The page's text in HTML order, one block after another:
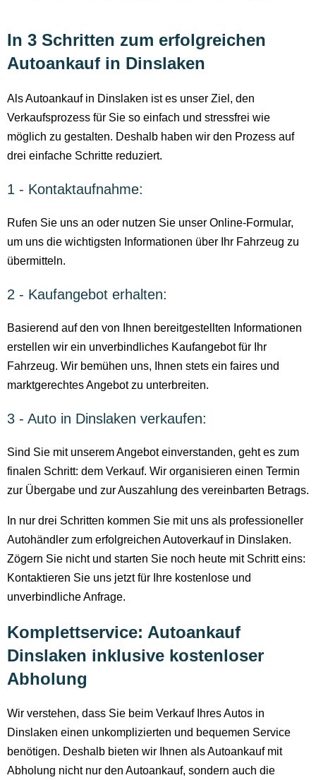
In 3 Schritten zum erfolgreichen
Autoankauf in Dinslaken
Als Autoankauf in Dinslaken ist es unser Ziel, den
Verkaufsprozess für Sie so einfach und stressfrei wie
möglich zu gestalten. Deshalb haben wir den Prozess auf
drei einfache Schritte reduziert.
1 - Kontaktaufnahme:
Rufen Sie uns an oder nutzen Sie unser Online-Formular,
um uns die wichtigsten Informationen über Ihr Fahrzeug zu
übermitteln.
2 - Kaufangebot erhalten:
Basierend auf den von Ihnen bereitgestellten Informationen
erstellen wir ein unverbindliches Kaufangebot für Ihr
Fahrzeug. Wir bemühen uns, Ihnen stets ein faires und
marktgerechtes Angebot zu unterbreiten.
3 - Auto in Dinslaken verkaufen:
Sind Sie mit unserem Angebot einverstanden, geht es zum
finalen Schritt: dem Verkauf. Wir organisieren einen Termin
zur Übergabe und zur Auszahlung des vereinbarten Betrags.
In nur drei Schritten kommen Sie mit uns als professioneller
Autohändler zum erfolgreichen Autoverkauf in Dinslaken.
Zögern Sie nicht und starten Sie noch heute mit Schritt eins:
Kontaktieren Sie uns jetzt für Ihre kostenlose und
unverbindliche Anfrage.
Komplettservice: Autoankauf
Dinslaken inklusive kostenloser
Abholung
Wir verstehen, dass Sie beim Verkauf Ihres Autos in
Dinslaken einen unkomplizierten und bequemen Service
benötigen. Deshalb bieten wir Ihnen als Autoankauf mit
Abholung nicht nur den Autoankauf, sondern auch die